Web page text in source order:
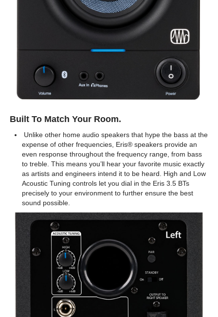
Built To Match Your Room.
Unlike other home audio speakers that hype the bass at the
expense of other frequencies, Eris® speakers provide an
even response throughout the frequency range, from bass
to treble. This means you’ll hear your favorite music exactly
as artists and engineers intend it to be heard. High and Low
Acoustic Tuning controls let you dial in the Eris 3.5 BTs
precisely to your environment to further ensure the best
sound possible.